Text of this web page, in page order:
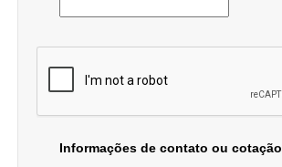
Informações de contato ou cotação